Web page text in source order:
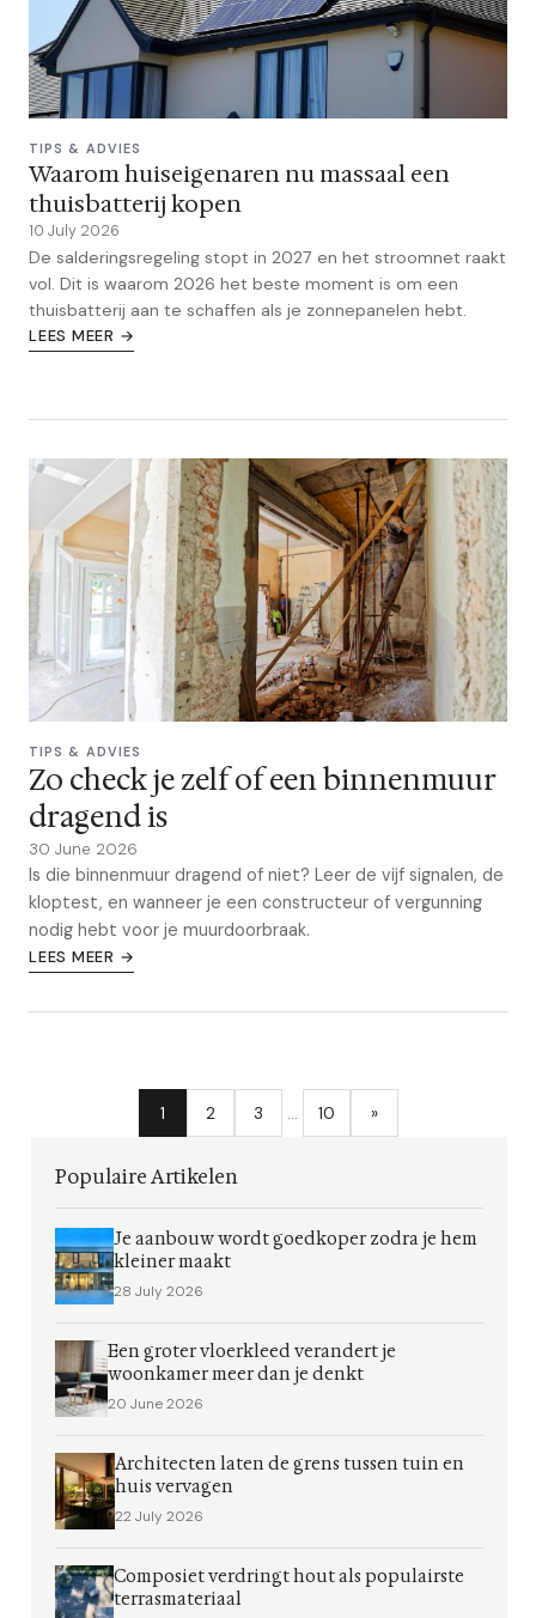
TIPS & ADVIES
Waarom huiseigenaren nu massaal een
thuisbatterij kopen
10 July 2026
De salderingsregeling stopt in 2027 en het stroomnet raakt
vol. Dit is waarom 2026 het beste moment is om een
thuisbatterij aan te schaffen als je zonnepanelen hebt.
LEES MEER →
TIPS & ADVIES
Zo check je zelf of een binnenmuur
dragend is
30 June 2026
Is die binnenmuur dragend of niet? Leer de vijf signalen, de
kloptest, en wanneer je een constructeur of vergunning
nodig hebt voor je muurdoorbraak.
LEES MEER →
1 2 3 … 10 »
Populaire Artikelen
Je aanbouw wordt goedkoper zodra je hem
kleiner maakt
28 July 2026
Een groter vloerkleed verandert je
woonkamer meer dan je denkt
20 June 2026
Architecten laten de grens tussen tuin en
huis vervagen
22 July 2026
Composiet verdringt hout als populairste
terrasmateriaal